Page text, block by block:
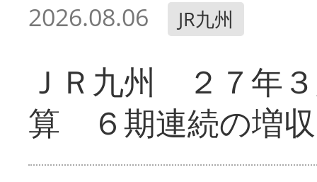
2026.08.06 JR九州
ＪＲ九州 ２７年
算 ６期連続の増収